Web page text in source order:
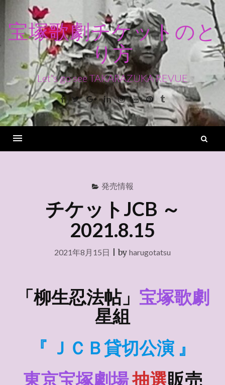
ン
ス
キ
ッ
宝塚歌劇チケットのと
り方
Let's go see TAKARAZUKA REVUE
Facebook
TwitterGoogle+LinkedinInstagram
YoutubePinterest
Tumblr
発売情報
チケットJCB ～
2021.8.15
2021年8月15日 |by harugotatsu
「柳生忍法帖」 宝塚歌劇
星組
『 ＪＣＢ貸切公演 』
東京宝塚劇場抽選販売